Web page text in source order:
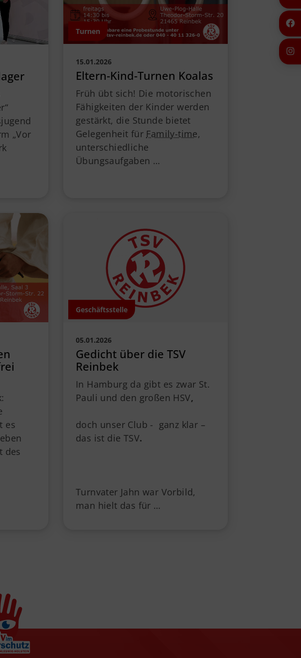
„Vor
Turnen
15.01.2026
Eltern-Kind-Turnen Koalas
Früh übt sich! Die motorischen
Fähigkeiten der Kinder werden
gestärkt, die Stunde bietet
Gelegenheit für Family-time,
unterschiedliche
Übungsaufgaben …
es
des
Geschäftsstelle
05.01.2026
Gedicht über die TSV
Reinbek
In Hamburg da gibt es zwar St.
Pauli und den großen HSV,
doch unser Club - ganz klar –
das ist die TSV.
Turnvater Jahn war Vorbild,
man hielt das für …